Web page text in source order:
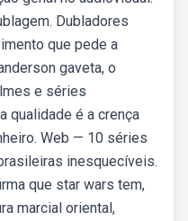
Dubladores
que pede a
gaveta, o
e séries
qualidade é a crença
Web — 10 séries
inesquecíveis.
que star wars tem,
marcial oriental,